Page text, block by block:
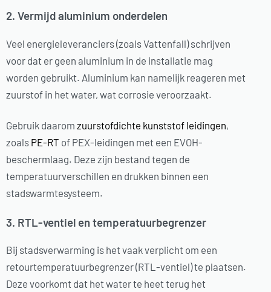
2. Vermijd aluminium onderdelen
Veel energieleveranciers (zoals Vattenfall) schrijven
voor dat er geen aluminium in de installatie mag
worden gebruikt. Aluminium kan namelijk reageren met
zuurstof in het water, wat corrosie veroorzaakt.
Gebruik daarom zuurstofdichte kunststof leidingen,
zoals PE-RT of PEX-leidingen met een EVOH-
beschermlaag. Deze zijn bestand tegen de
temperatuurverschillen en drukken binnen een
stadswarmtesysteem.
3. RTL-ventiel en temperatuurbegrenzer
Bij stadsverwarming is het vaak verplicht om een
retourtemperatuurbegrenzer (RTL-ventiel) te plaatsen.
Deze voorkomt dat het water te heet terug het